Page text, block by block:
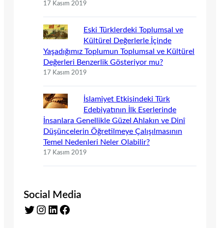
17 Kasım 2019
Eski Türklerdeki Toplumsal ve
Kültürel Değerlerle İçinde
Yaşadığımız Toplumun Toplumsal ve Kültürel
Değerleri Benzerlik Gösteriyor mu?
17 Kasım 2019
İslamiyet Etkisindeki Türk
Edebiyatının İlk Eserlerinde
İnsanlara Genellikle Güzel Ahlakın ve Dinî
Düşüncelerin Öğretilmeye Çalışılmasının
Temel Nedenleri Neler Olabilir?
17 Kasım 2019
Social Media
Twitter Instagram LinkedIn Facebook